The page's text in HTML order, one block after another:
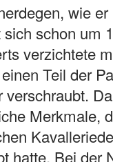
wie
schon um
verzichtete
Teil der
Merkmale,
hatte. Bei der